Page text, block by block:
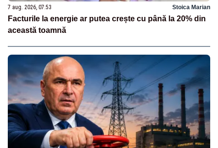
7 aug. 2026, 07:53 Stoica Marian
Facturile la energie ar putea crește cu până la 20% din
această toamnă